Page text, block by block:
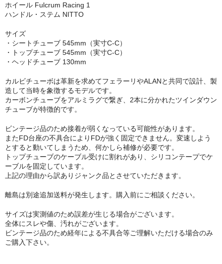
ホイール Fulcrum Racing 1
ハンドル・ステム NITTO
サイズ
・シートチューブ 545mm（実寸C-C）
・トップチューブ 545mm（実寸C-C）
・ヘッドチューブ 130mm
カルビチューボは革新を求めてフェラーリやALANと共同で設計、製
造して当時を象徴するモデルです。
カーボンチューブをアルミラグで繋ぎ、2本に分かれたツインダウン
チューブが特徴的です。
ビンテージ品のため接着が弱くなっている可能性があります。
またFD台座の不具合によりFDが強く固定できません。変速しよう
とすると動いてしまうため、何かしら補修が必要です。
トップチューブのケーブル受けに割れがあり、シリコンテープでケ
ーブルを固定しています。
上記の理由から訳ありジャンク品とさせていただきます。
離島は別途追加送料が発生します。購入前にご相談ください。
サイズは実測値のため誤差が生じる場合がございます。
全体にスレや傷、汚れがございます。
ビンテージ品のため経年による不具合等ご理解いただける場合のみ
ご購入下さい。